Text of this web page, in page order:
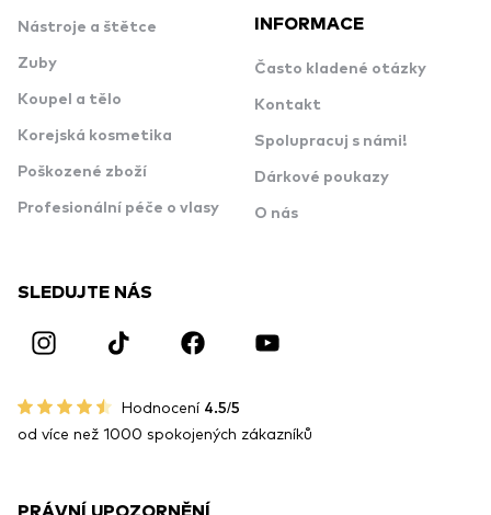
Nástroje a štětce
Zuby
Koupel a tělo
Korejská kosmetika
Poškozené zboží
Profesionální péče o vlasy
INFORMACE
Často kladené otázky
Kontakt
Spolupracuj s námi!
Dárkové poukazy
O nás
SLEDUJTE NÁS
Hodnocení 4.5/5
od více než 1000 spokojených zákazníků
PRÁVNÍ UPOZORNĚNÍ